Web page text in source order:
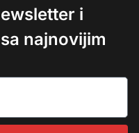
i
najnovijim